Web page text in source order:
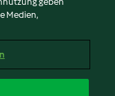
Medien,